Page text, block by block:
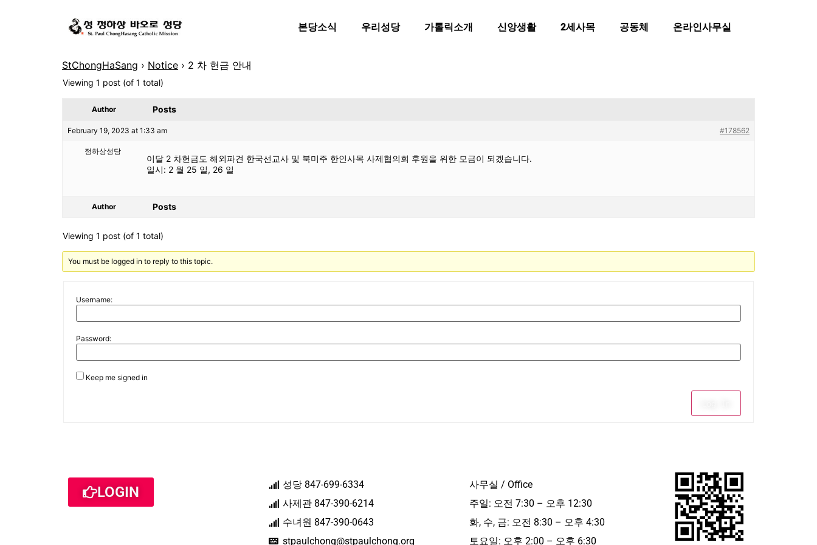
본당소식 우리성당 가톨릭소개 신앙생활 2세사목 공동체 온라인사무실
StChongHaSang › Notice › 2 차 헌금 안내
Viewing 1 post (of 1 total)
Author Posts
February 19, 2023 at 1:33 am #178562
정하상성당
이달 2 차헌금도 해외파견 한국선교사 및 북미주 한인사목 사제협의회 후원을 위한 모금이 되겠습니다.
일시: 2 월 25 일, 26 일
Author Posts
Viewing 1 post (of 1 total)
You must be logged in to reply to this topic.
Username:
Password:
Keep me signed in
LOGIN
성당 847-699-6334
사제관 847-390-6214
수녀원 847-390-0643
stpaulchong@stpaulchong.org
사무실 / Office
주일: 오전 7:30 – 오후 12:30
화, 수, 금: 오전 8:30 – 오후 4:30
토요일: 오후 2:00 – 오후 6:30